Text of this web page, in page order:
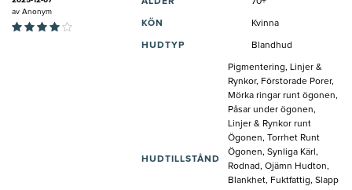
av Anonym
KÖN Kvinna
HUDTYP Blandhud
HUDTILLSTÅND
Pigmentering, Linjer &
Rynkor, Förstorade Porer,
Mörka ringar runt ögonen,
Påsar under ögonen,
Linjer & Rynkor runt
Ögonen, Torrhet Runt
Ögonen, Synliga Kärl,
Rodnad, Ojämn Hudton,
Blankhet, Fuktfattig, Slapp